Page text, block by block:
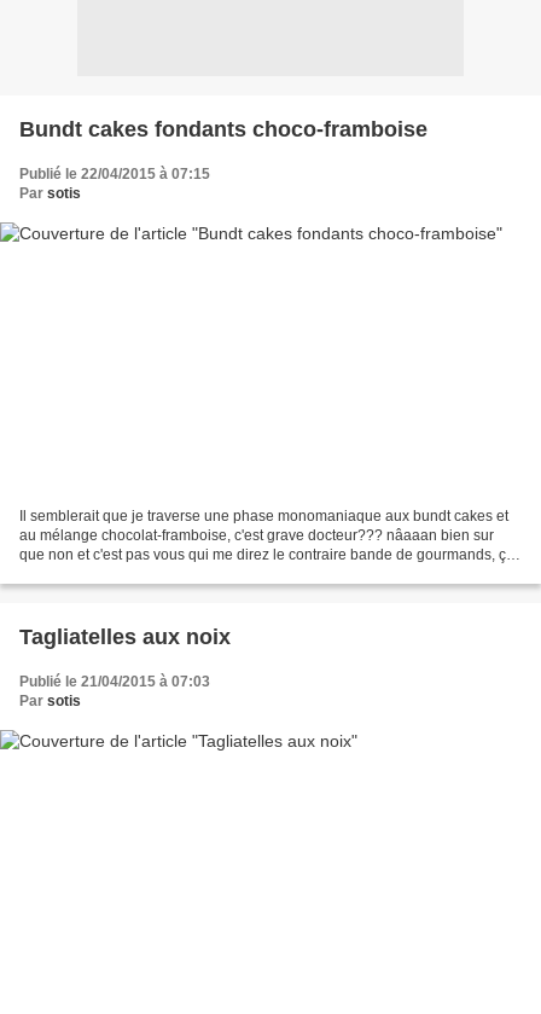
Bundt cakes fondants choco-framboise
Publié le 22/04/2015 à 07:15
Par sotis
Il semblerait que je traverse une phase monomaniaque aux bundt cakes et
au mélange chocolat-framboise, c'est grave docteur??? nâaaan bien sur
que non et c'est pas vous qui me direz le contraire bande de gourmands, ça
Tagliatelles aux noix
Publié le 21/04/2015 à 07:03
Par sotis